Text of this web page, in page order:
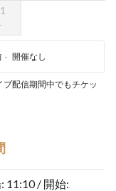
- 開催なし
配信期間中でもチケッ
11:10 / 開始: